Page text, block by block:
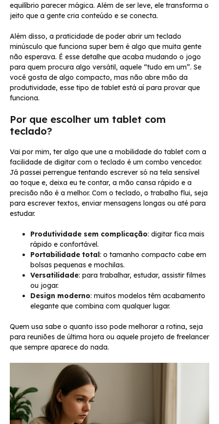
equilíbrio parecer mágica. Além de ser leve, ele transforma o
jeito que a gente cria conteúdo e se conecta.
Além disso, a praticidade de poder abrir um teclado
minúsculo que funciona super bem é algo que muita gente
não esperava. É esse detalhe que acaba mudando o jogo
para quem procura algo versátil, aquele “tudo em um”. Se
você gosta de algo compacto, mas não abre mão da
produtividade, esse tipo de tablet está aí para provar que
funciona.
Por que escolher um tablet com
teclado?
Vai por mim, ter algo que une a mobilidade do tablet com a
facilidade de digitar com o teclado é um combo vencedor.
Já passei perrengue tentando escrever só na tela sensível
ao toque e, deixa eu te contar, a mão cansa rápido e a
precisão não é a melhor. Com o teclado, o trabalho flui, seja
para escrever textos, enviar mensagens longas ou até para
estudar.
Produtividade sem complicação: digitar fica mais
rápido e confortável.
Portabilidade total: o tamanho compacto cabe em
bolsas pequenas e mochilas.
Versatilidade: para trabalhar, estudar, assistir filmes
ou jogar.
Design moderno: muitos modelos têm acabamento
elegante que combina com qualquer lugar.
Quem usa sabe o quanto isso pode melhorar a rotina, seja
para reuniões de última hora ou aquele projeto de freelancer
que sempre aparece do nada.